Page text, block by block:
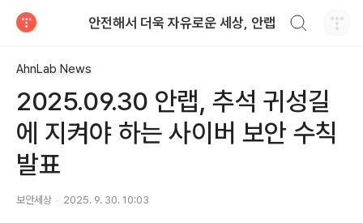
안전해서 더욱 자유로운 세상, 안랩
AhnLab News
2025.09.30 안랩, 추석 귀성길
에 지켜야 하는 사이버 보안 수칙
발표
보안세상 2025. 9. 30. 10:03